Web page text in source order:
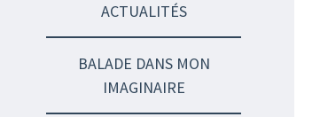
SKIP TO CONTENT
ACTUALITÉS
BALADE DANS MON
IMAGINAIRE